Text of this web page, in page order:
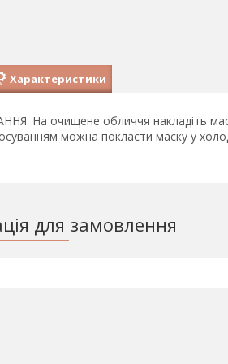
Характеристики
На очищене обличчя накладіть
можна покласти маску у
для замовлення